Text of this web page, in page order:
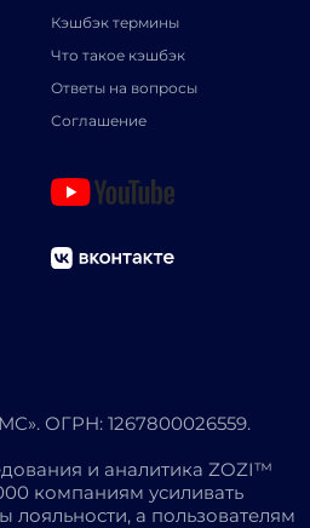
Кэшбэк термины
Что такое кэшбэк
Ответы на вопросы
Соглашение
ОГРН: 1267800026559.
и аналитика ZOZI™
компаниям усиливать
лояльности, а пользователям